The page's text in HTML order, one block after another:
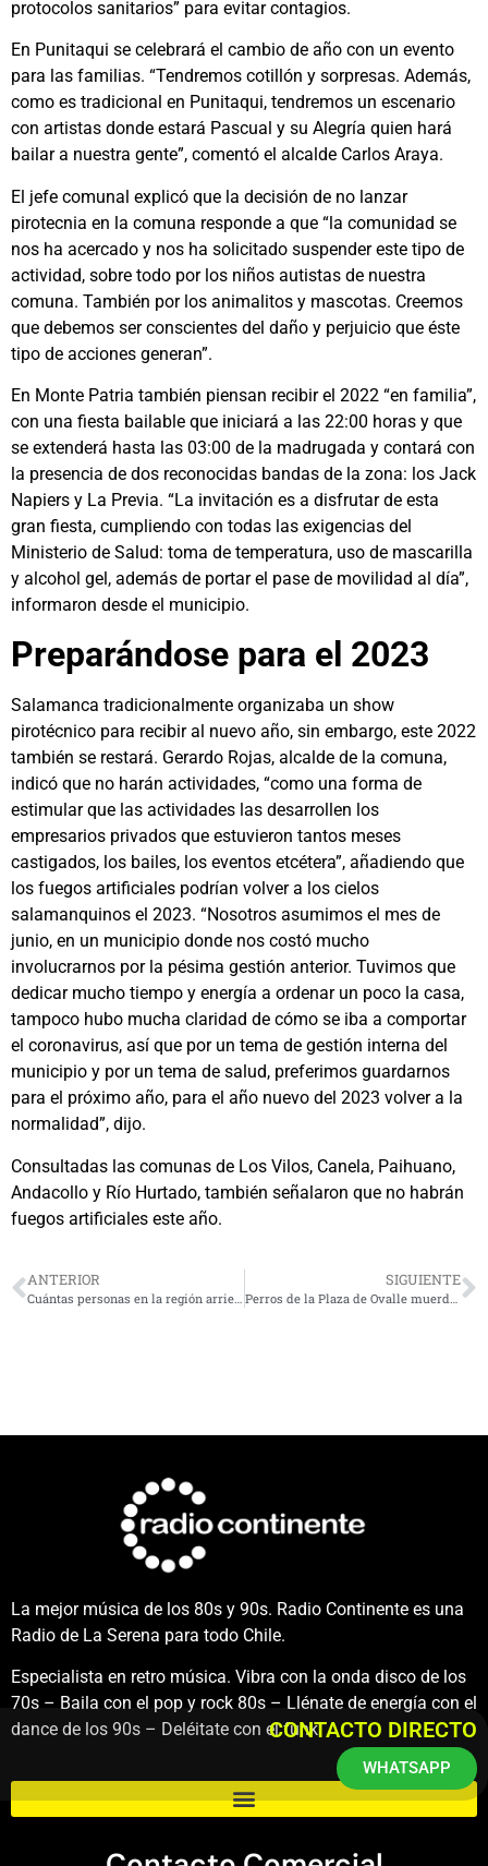
protocolos sanitarios” para evitar contagios.
En Punitaqui se celebrará el cambio de año con un evento
para las familias. “Tendremos cotillón y sorpresas. Además,
como es tradicional en Punitaqui, tendremos un escenario
con artistas donde estará Pascual y su Alegría quien hará
bailar a nuestra gente”, comentó el alcalde Carlos Araya.
El jefe comunal explicó que la decisión de no lanzar
pirotecnia en la comuna responde a que “la comunidad se
nos ha acercado y nos ha solicitado suspender este tipo de
actividad, sobre todo por los niños autistas de nuestra
comuna. También por los animalitos y mascotas. Creemos
que debemos ser conscientes del daño y perjuicio que éste
tipo de acciones generan”.
En Monte Patria también piensan recibir el 2022 “en familia”,
con una fiesta bailable que iniciará a las 22:00 horas y que
se extenderá hasta las 03:00 de la madrugada y contará con
la presencia de dos reconocidas bandas de la zona: los Jack
Napiers y La Previa. “La invitación es a disfrutar de esta
gran fiesta, cumpliendo con todas las exigencias del
Ministerio de Salud: toma de temperatura, uso de mascarilla
y alcohol gel, además de portar el pase de movilidad al día”,
informaron desde el municipio.
Preparándose para el 2023
Salamanca tradicionalmente organizaba un show
pirotécnico para recibir al nuevo año, sin embargo, este 2022
también se restará. Gerardo Rojas, alcalde de la comuna,
indicó que no harán actividades, “como una forma de
estimular que las actividades las desarrollen los
empresarios privados que estuvieron tantos meses
castigados, los bailes, los eventos etcétera”, añadiendo que
los fuegos artificiales podrían volver a los cielos
salamanquinos el 2023. “Nosotros asumimos el mes de
junio, en un municipio donde nos costó mucho
involucrarnos por la pésima gestión anterior. Tuvimos que
dedicar mucho tiempo y energía a ordenar un poco la casa,
tampoco hubo mucha claridad de cómo se iba a comportar
el coronavirus, así que por un tema de gestión interna del
municipio y por un tema de salud, preferimos guardarnos
para el próximo año, para el año nuevo del 2023 volver a la
normalidad”, dijo.
Consultadas las comunas de Los Vilos, Canela, Paihuano,
Andacollo y Río Hurtado, también señalaron que no habrán
fuegos artificiales este año.
ANTERIOR
Cuántas personas en la región arriesgan bloqueo de Pase de Movilidad
SIGUIENTE
Perros de la Plaza de Ovalle muerden a joven madre que protegía a su hijo
La mejor música de los 80s y 90s. Radio Continente es una
Radio de La Serena para todo Chile.
Especialista en retro música. Vibra con la onda disco de los
70s – Baila con el pop y rock 80s – Llénate de energía con el
dance de los 90s – Deléitate con el funk.CONTACTO DIRECTO
WHATSAPP